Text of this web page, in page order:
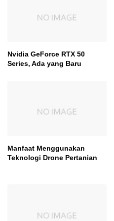
Nvidia GeForce RTX 50
Series, Ada yang Baru
Manfaat Menggunakan
Teknologi Drone Pertanian